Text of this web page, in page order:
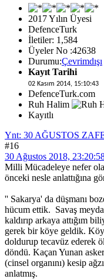
2017 Yılın Üyesi
DefenceTurk
İletiler: 1,584
Üyeler No :42638
Durumu:Çevrimdışı
Kayıt Tarihi
02 Kasım 2014, 15:10:43
DefenceTurk.com
Ruh Halim
Kayıtlı
Ynt: 30 AĞUSTOS
#16
30 Ağustos 2018,
Milli Mücadeleye nefer
önceki nesle anlattığına
'' Sakarya' da düşmanı
hücum ettik. Savaş
kaldırıp arkaya attığım
gerek bir köye geldik.
doldurup tecavüz ederek
döndü. Kaçan Yunan
(cinsel organını) kesip
anlatmış.